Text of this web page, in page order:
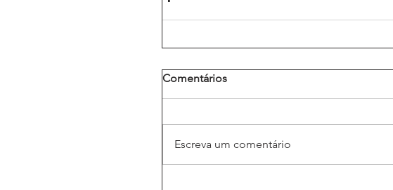
Comentários
Escreva um comentário